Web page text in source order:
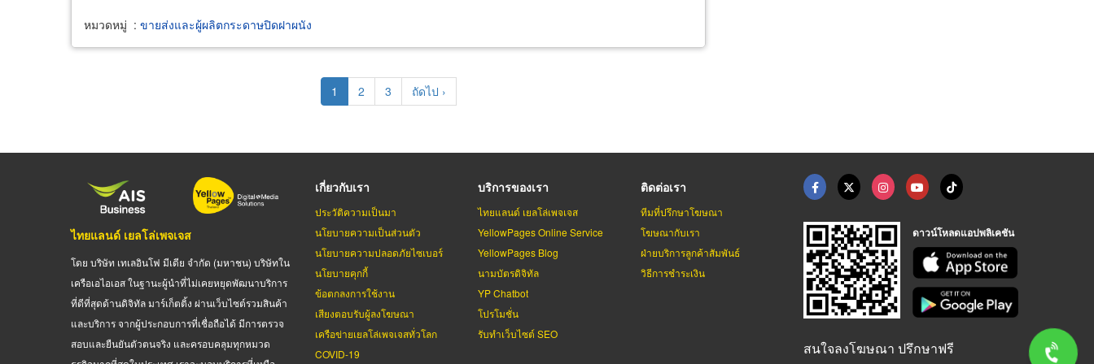
หมวดหมู่ : ขายส่งและผู้ผลิตกระดาษปิดฝาผนัง
Current
page
1 Page
2 Page
3
Next
page
ถัดไป ›
ไทยแลนด์ เยลโล่เพจเจส
โดย บริษัท เทเลอินโฟ มีเดีย จำกัด (มหาชน) บริษัทใน
เครือเอไอเอส ในฐานะผู้นำที่ไม่เคยหยุดพัฒนาบริการ
ที่ดีที่สุดด้านดิจิทัล มาร์เก็ตติ้ง ผ่านเว็บไซต์รวมสินค้า
และบริการ จากผู้ประกอบการที่เชื่อถือได้ มีการตรวจ
สอบและยืนยันตัวตนจริง และครอบคลุมทุกหมวด
เกี่ยวกับเรา
ประวัติความเป็นมา
นโยบายความเป็นส่วนตัว
นโยบายความปลอดภัยไซเบอร์
นโยบายคุกกี้
ข้อตกลงการใช้งาน
เสียงตอบรับผู้ลงโฆษณา
เครือข่ายเยลโล่เพจเจสทั่วโลก
COVID-19
บริการของเรา
ไทยแลนด์ เยลโล่เพจเจส
YellowPages Online Service
YellowPages Blog
นามบัตรดิจิทัล
YP Chatbot
โปรโมชั่น
รับทำเว็บไซต์ SEO
ติดต่อเรา
ทีมที่ปรึกษาโฆษณา
โฆษณากับเรา
ฝ่ายบริการลูกค้าสัมพันธ์
วิธีการชำระเงิน
ดาวน์โหลดแอปพลิเคชัน
สนใจลงโฆษณา ปรึกษาฟรี